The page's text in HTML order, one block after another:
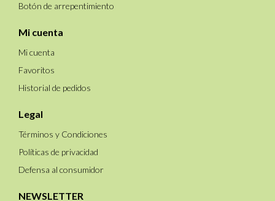
Botón de arrepentimiento
Mi cuenta
Mi cuenta
Favoritos
Historial de pedidos
Legal
Términos y Condiciones
Políticas de privacidad
Defensa al consumidor
NEWSLETTER